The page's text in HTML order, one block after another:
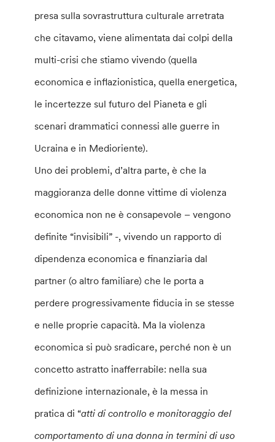
presa sulla sovrastruttura culturale arretrata
che citavamo, viene alimentata dai colpi della
multi-crisi che stiamo vivendo (quella
economica e inflazionistica, quella energetica,
le incertezze sul futuro del Pianeta e gli
scenari drammatici connessi alle guerre in
Ucraina e in Medioriente).
Uno dei problemi, d’altra parte, è che la
maggioranza delle donne vittime di violenza
economica non ne è consapevole – vengono
definite “invisibili” -, vivendo un rapporto di
dipendenza economica e finanziaria dal
partner (o altro familiare) che le porta a
perdere progressivamente fiducia in se stesse
e nelle proprie capacità. Ma la violenza
economica si può sradicare, perché non è un
concetto astratto inafferrabile: nella sua
definizione internazionale, è la messa in
pratica di “atti di controllo e monitoraggio del
comportamento di una donna in termini di uso